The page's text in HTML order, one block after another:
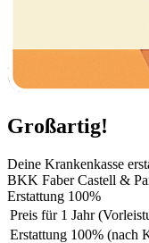
Großartig!
Deine Krankenkasse
BKK Faber Castell &
Erstattung 100%
Preis für 1 Jahr
Erstattung 100% (nach